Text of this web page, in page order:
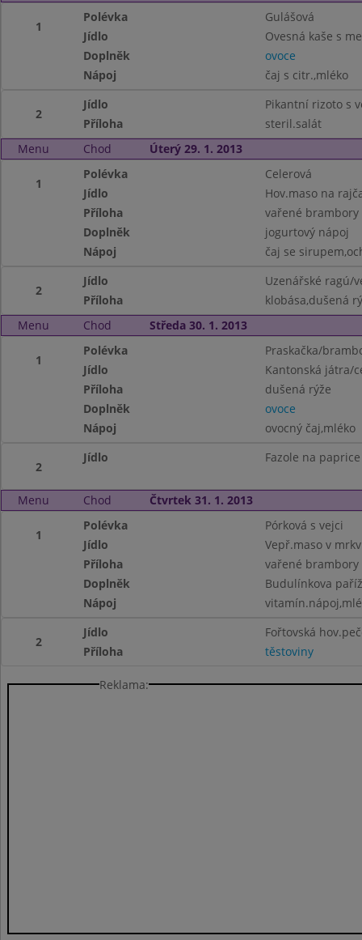
1
Polévka
Gulášová
Jídlo
Ovesná kaše s
Doplněk
ovoce
Nápoj
čaj s citr.,mléko
2
Jídlo
Pikantní rizoto s
Příloha
steril.salát
Menu
Chod Úterý 29. 1. 2013
1
Polévka
Celerová
Jídlo
Hov.maso na
Příloha
vařené brambory
Doplněk
jogurtový nápoj
Nápoj
čaj se
2
Jídlo
Uzenářské ragú/
Příloha
klobása,dušená
Menu
Chod Středa 30. 1. 2013
1
Polévka
Praskačka/
Jídlo
Kantonská játra/
Příloha
dušená rýže
Doplněk
ovoce
Nápoj
ovocný čaj,mléko
2
Jídlo Fazole na
Menu Chod Čtvrtek 31. 1. 2013
1
Polévka
Pórková s vejci
Jídlo
Vepř.maso v
Příloha
vařené brambory
Doplněk
Budulínkova
Nápoj
2
Jídlo
Fořtovská
Příloha
těstoviny
Reklama: